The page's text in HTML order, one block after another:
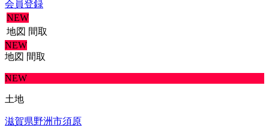
会員登録
NEW
地図 間取
NEW
地図 間取
NEW
土地
滋賀県野洲市須原